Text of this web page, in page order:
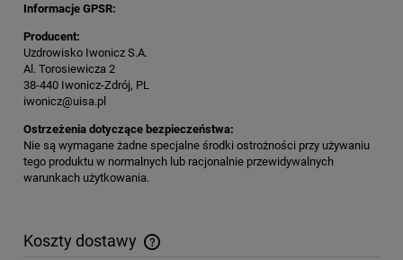
Informacje GPSR:
Producent:
Uzdrowisko Iwonicz S.A.
Al. Torosiewicza 2
38-440 Iwonicz-Zdrój, PL
iwonicz@uisa.pl
Ostrzeżenia dotyczące bezpieczeństwa:
Nie są wymagane żadne specjalne środki ostrożności przy używaniu
tego produktu w normalnych lub racjonalnie przewidywalnych
warunkach użytkowania.
Koszty dostawy
Cena nie zawiera ewentualnych kosztów płatności